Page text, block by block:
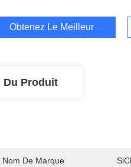
Obtenez Le Meilleur Prix
Du Produit
Nom De Marque